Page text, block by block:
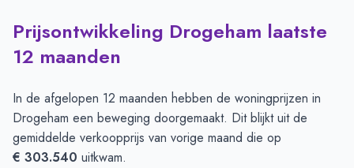
Huizenprijzen in Drogeham per m2-Afgelopen 3 maanden
Type
Vraagprijs in euro's
Verkoopprijs in euro's
Prijsontwikkeling Drogeham laatste
12 maanden
In de afgelopen 12 maanden hebben de woningprijzen in
Drogeham een beweging doorgemaakt. Dit blijkt uit de
gemiddelde verkoopprijs van vorige maand die op
€ 303.540 uitkwam.